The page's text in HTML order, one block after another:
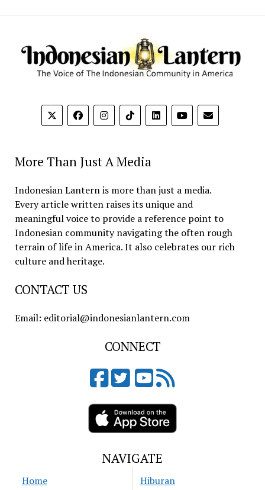
More Than Just A Media
Indonesian Lantern is more than just a media.
Every article written raises its unique and
meaningful voice to provide a reference point to
Indonesian community navigating the often rough
terrain of life in America. It also celebrates our rich
culture and heritage.
CONTACT US
Email: editorial@indonesianlantern.com
CONNECT
NAVIGATE
Home
Hiburan